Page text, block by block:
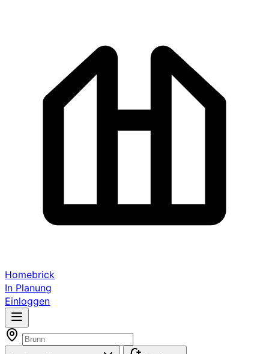
Homebrick
In Planung
Einloggen